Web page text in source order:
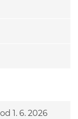
1. 6. 2026